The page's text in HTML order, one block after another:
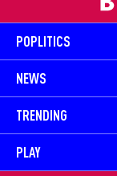
POPLITICS
NEWS
TRENDING
PLAY